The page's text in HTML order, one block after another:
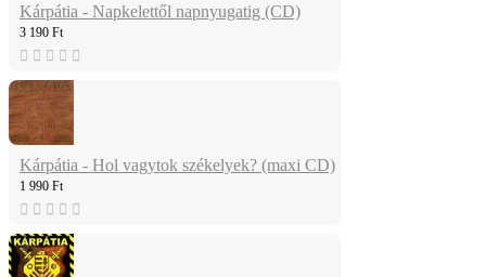
Kárpátia - Napkelettől napnyugatig (CD)
3 190 Ft
Kárpátia - Hol vagytok székelyek? (maxi CD)
1 990 Ft